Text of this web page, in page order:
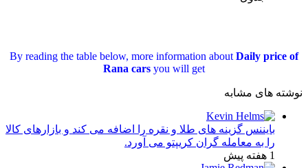
By reading the table below, more information about Daily price of
Rana cars you will get
نوشته های مشابه
بایننس گزینه های طلا و نقره را اضافه می کند و بازارهای کالا
را به معامله گران کریپتو می آورد.
1 هفته پیش